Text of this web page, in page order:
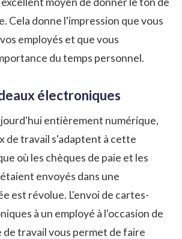
Cela donne l'impression que vous
employés et que vous
du temps personnel.
électroniques
entièrement numérique,
de travail s'adaptent à cette
où les chèques de paie et les
envoyés dans une
est révolue. L'envoi de cartes-
à un employé à l'occasion de
de travail vous permet de faire